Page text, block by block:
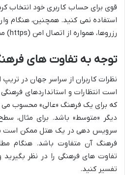
قوی برای حساب کاربری خود انتخاب
استفاده نمی کنید. همچنین، هنگام
رزروها، همواره از اتصال امن (https) مطمئن شوید.
توجه به تفاوت های
نظرات کاربران از سراسر جهان در
است انتظارات و استانداردهای
که برای یک فرهنگ «عالی» محسوب
دیگر «متوسط» باشد. برای مثال،
سرویس دهی در یک هتل ممکن است
فرهنگ آن متفاوت باشد. هنگام
تفاوت های فرهنگی را در نظر بگیرید
تفسیر کنید.